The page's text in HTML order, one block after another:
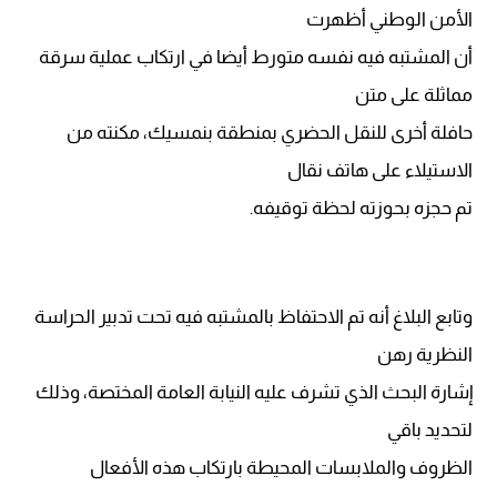
الأمن الوطني أظهرت
أن المشتبه فيه نفسه متورط أيضا في ارتكاب عملية سرقة
مماثلة على متن
حافلة أخرى للنقل الحضري بمنطقة بنمسيك، مكنته من
الاستيلاء على هاتف نقال
تم حجزه بحوزته لحظة توقيفه.
وتابع البلاغ أنه تم الاحتفاظ بالمشتبه فيه تحت تدبير الحراسة
النظرية رهن
إشارة البحث الذي تشرف عليه النيابة العامة المختصة، وذلك
لتحديد باقي
الظروف والملابسات المحيطة بارتكاب هذه الأفعال